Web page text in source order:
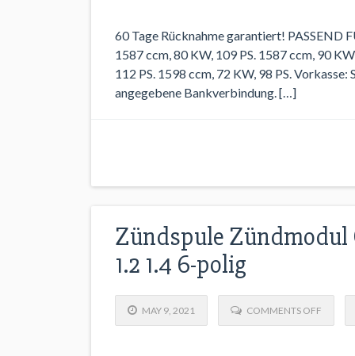
60 Tage Rücknahme garantiert! PASSEND
1587 ccm, 80 KW, 109 PS. 1587 ccm, 90
112 PS. 1598 ccm, 72 KW, 98 PS.
angegebene Bankverbindung. […]
Zündspule Zündmodul
1.2 1.4 6-polig
MAY 9, 2021 COMMENTS OFF